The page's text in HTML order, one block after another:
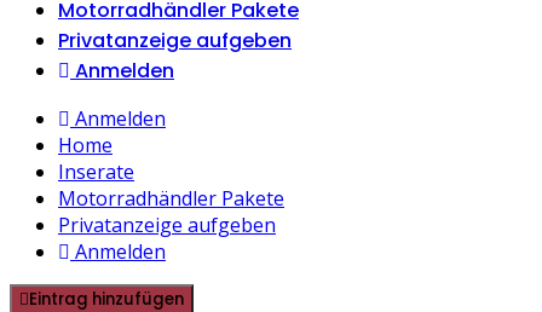
Motorradhändler Pakete
Privatanzeige aufgeben
Anmelden
Anmelden
Home
Inserate
Motorradhändler Pakete
Privatanzeige aufgeben
Anmelden
Eintrag hinzufügen